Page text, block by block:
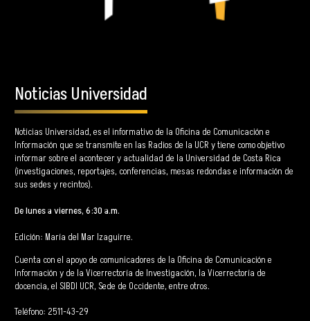
Noticias Universidad
Noticias Universidad, es el informativo de la Oficina de Comunicación e
Información que se transmite en las Radios de la UCR y tiene como objetivo
informar sobre el acontecer y actualidad de la Universidad de Costa Rica
(investigaciones, reportajes, conferencias, mesas redondas e información de
sus sedes y recintos).
De lunes a viernes, 6:30 a.m.
Edición: María del Mar Izaguirre.
Cuenta con el apoyo de comunicadores de la Oficina de Comunicación e
Información y de la Vicerrectoría de Investigación, la Vicerrectoría de
docencia, el SIBDI UCR, Sede de Occidente, entre otros.
Teléfono: 2511-43-29